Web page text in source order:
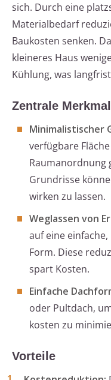
sich. Durch eine
Materialbedarf
Baukosten senken.
kleineres Haus
Kühlung, was
Zentrale
Minimalistischer
verfügbare
Raumanordnung
Grundrisse
wirken zu lassen.
Weglassen von
auf eine
Form. Diese
spart Kosten.
Einfache
oder Pultdach,
kosten zu
Vorteile